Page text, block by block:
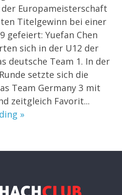
Europameisterschaft
Titelgewinn bei einer
gefeiert: Yuefan Chen
sich in der U12 der
deutsche Team 1. In der
setzte sich die
Team Germany 3 mit
zeitgleich Favorit...
»